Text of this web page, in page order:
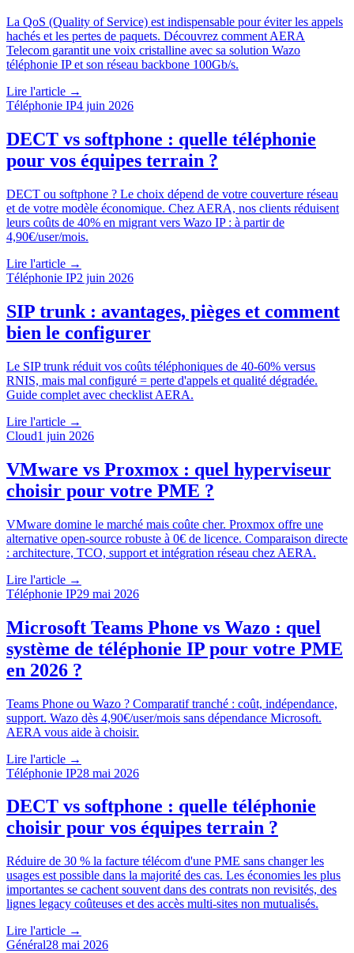
La QoS (Quality of Service) est indispensable pour éviter les appels
hachés et les pertes de paquets. Découvrez comment AERA
Telecom garantit une voix cristalline avec sa solution Wazo
téléphonie IP et son réseau backbone 100Gb/s.
Lire l'article →
Téléphonie IP4 juin 2026
DECT vs softphone : quelle téléphonie
pour vos équipes terrain ?
DECT ou softphone ? Le choix dépend de votre couverture réseau
et de votre modèle économique. Chez AERA, nos clients réduisent
leurs coûts de 40% en migrant vers Wazo IP : à partir de
4,90€/user/mois.
Lire l'article →
Téléphonie IP2 juin 2026
SIP trunk : avantages, pièges et comment
bien le configurer
Le SIP trunk réduit vos coûts téléphoniques de 40-60% versus
RNIS, mais mal configuré = perte d'appels et qualité dégradée.
Guide complet avec checklist AERA.
Lire l'article →
Cloud1 juin 2026
VMware vs Proxmox : quel hyperviseur
choisir pour votre PME ?
VMware domine le marché mais coûte cher. Proxmox offre une
alternative open-source robuste à 0€ de licence. Comparaison directe
: architecture, TCO, support et intégration réseau chez AERA.
Lire l'article →
Téléphonie IP29 mai 2026
Microsoft Teams Phone vs Wazo : quel
système de téléphonie IP pour votre PME
en 2026 ?
Teams Phone ou Wazo ? Comparatif tranché : coût, indépendance,
support. Wazo dès 4,90€/user/mois sans dépendance Microsoft.
AERA vous aide à choisir.
Lire l'article →
Téléphonie IP28 mai 2026
DECT vs softphone : quelle téléphonie
choisir pour vos équipes terrain ?
Réduire de 30 % la facture télécom d'une PME sans changer les
usages est possible dans la majorité des cas. Les économies les plus
importantes se cachent souvent dans des contrats non revisités, des
lignes legacy coûteuses et des accès multi-sites non mutualisés.
Lire l'article →
Général28 mai 2026